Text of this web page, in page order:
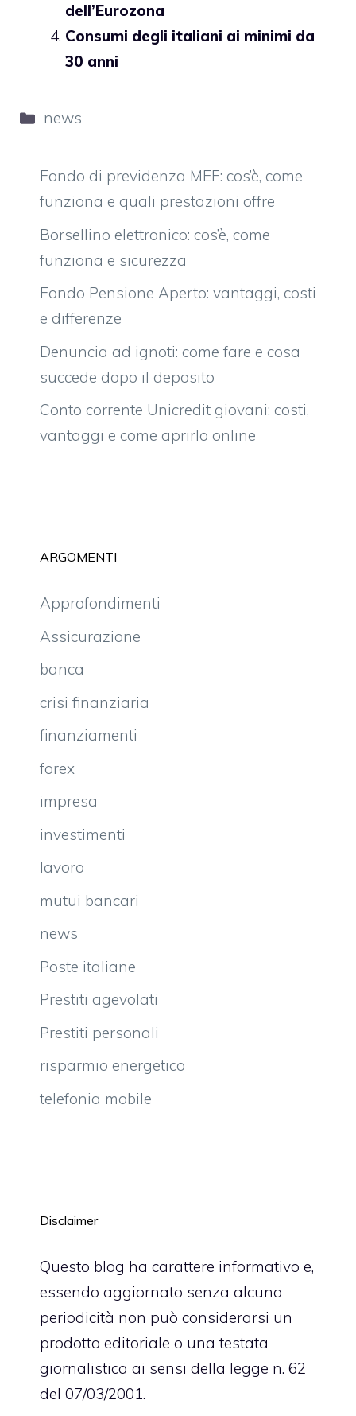
dell’Eurozona
Consumi degli italiani ai minimi da
30 anni
Categorie
news
Fondo di previdenza MEF: cos’è, come
funziona e quali prestazioni offre
Borsellino elettronico: cos’è, come
funziona e sicurezza
Fondo Pensione Aperto: vantaggi, costi
e differenze
Denuncia ad ignoti: come fare e cosa
succede dopo il deposito
Conto corrente Unicredit giovani: costi,
vantaggi e come aprirlo online
ARGOMENTI
Approfondimenti
Assicurazione
banca
crisi finanziaria
finanziamenti
forex
impresa
investimenti
lavoro
mutui bancari
news
Poste italiane
Prestiti agevolati
Prestiti personali
risparmio energetico
telefonia mobile
Disclaimer
Questo blog ha carattere informativo e,
essendo aggiornato senza alcuna
periodicità non può considerarsi un
prodotto editoriale o una testata
giornalistica ai sensi della legge n. 62
del 07/03/2001.